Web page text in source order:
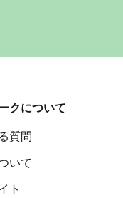
クについて
質問
いて
ト